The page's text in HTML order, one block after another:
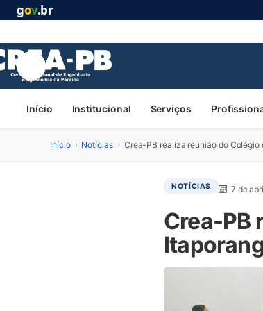
gov.br
Início Institucional Serviços
Início › Notícias › Crea-PB realiza reunião do Colégio
NOTÍCIAS 7 de
Crea-PB